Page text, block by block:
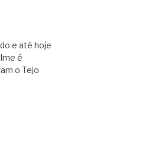
e até hoje
é
o Tejo